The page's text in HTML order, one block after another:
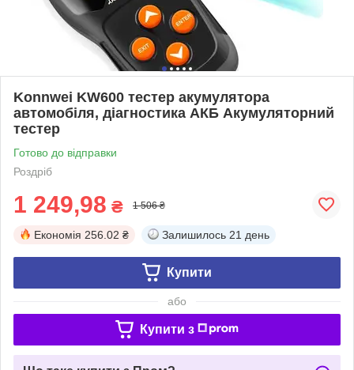
Konnwei KW600 тестер акумулятора
автомобіля, діагностика АКБ Акумуляторний
тестер
Готово до відправки
Роздріб
1 249,98 ₴ 1 506 ₴
Економія 256.02 ₴ Залишилось 21 день
Купити
або
Купити з